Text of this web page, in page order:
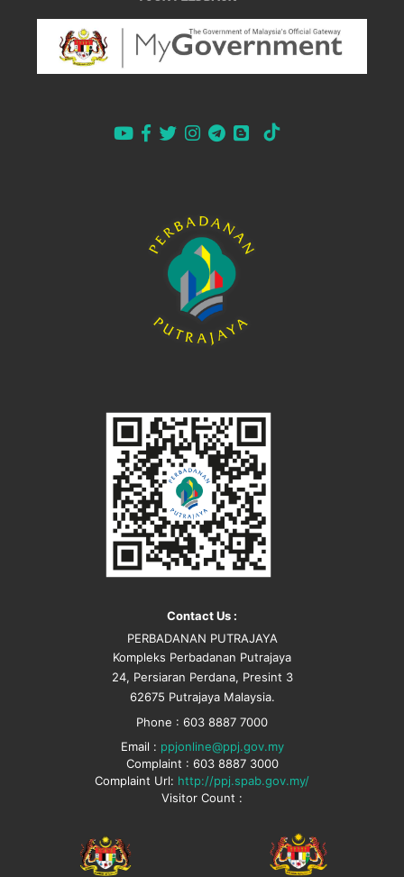
Contact Us :
PERBADANAN PUTRAJAYA
Kompleks Perbadanan Putrajaya
24, Persiaran Perdana, Presint 3
62675 Putrajaya Malaysia.
Phone : 603 8887 7000
Email : ppjonline@ppj.gov.my
Complaint : 603 8887 3000
Complaint Url: http://ppj.spab.gov.my/
Visitor Count :